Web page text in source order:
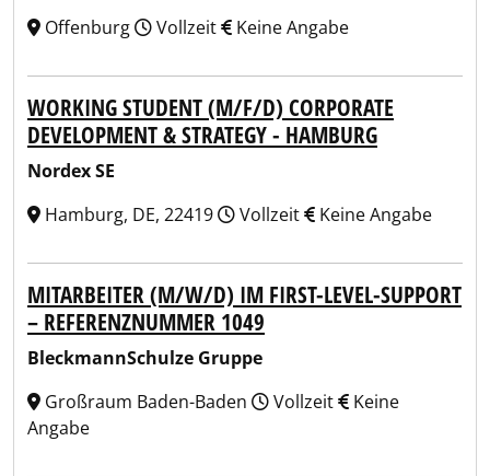
Offenburg
Vollzeit Keine Angabe
WORKING STUDENT (M/F/D) CORPORATE
DEVELOPMENT & STRATEGY - HAMBURG
Nordex SE
Hamburg, DE, 22419
Vollzeit Keine Angabe
MITARBEITER (M/W/D) IM FIRST-LEVEL-SUPPORT
– REFERENZNUMMER 1049
BleckmannSchulze Gruppe
Großraum Baden-Baden
Vollzeit
Keine
Angabe